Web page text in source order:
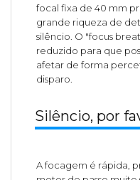
focal fixa de 40 mm
grande riqueza de
silêncio. O "focus
reduzido para que
afetar de forma
disparo.
Silêncio, por
A focagem é rápida,